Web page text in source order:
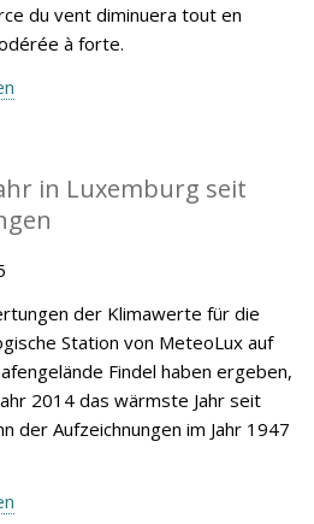
du vent diminuera tout en
à forte.
in Luxemburg seit
der Klimawerte für die
Station von MeteoLux auf
Findel haben ergeben,
2014 das wärmste Jahr seit
der Aufzeichnungen im Jahr 1947